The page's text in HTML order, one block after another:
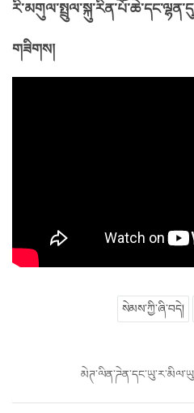
གཟིགས།
སེམས་ཀྱི་ཞི་བདེ།